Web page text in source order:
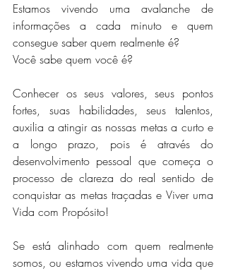
Estamos vivendo uma avalanche de
informações a cada minuto e quem
consegue saber quem realmente é?
Você sabe quem você é?
Conhecer os seus valores, seus pontos
fortes, suas habilidades, seus talentos,
auxilia a atingir as nossas metas a curto e
a longo prazo, pois é através do
desenvolvimento pessoal que começa o
processo de clareza do real sentido de
conquistar as metas traçadas e Viver uma
Vida com Propósito!
Se está alinhado com quem realmente
somos, ou estamos vivendo uma vida que